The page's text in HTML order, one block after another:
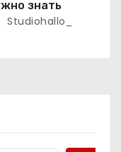
знать
Studiohallo_